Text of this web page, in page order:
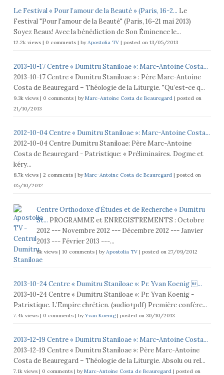
Le Festival « Pour l’amour de la Beauté » (Paris, 16-2... Le
Festival "Pour l'amour de la Beauté" (Paris, 16-21 mai 2013)
Soyez Beaux! Avec la bénédiction de Son Éminence le...
12.2k views| 0 comments| byApostolia TV| posted on 13/05/2013
2013-10-17 Centre « Dumitru Staniloae »: Marc-Antoine Costa...
2013-10-17 Centre « Dumitru Staniloae » : Père Marc-Antoine
Costa de Beauregard – Théologie de la Liturgie. "Qu’est-ce q...
9.3k views| 0 comments| byMarc-Antoine Costa de Beauregard| posted on
21/10/2013
2012-10-04 Centre « Dumitru Staniloae »: Marc-Antoine Costa...
2012-10-04 Centre Dumitru Staniloae: Père Marc-Antoine
Costa de Beauregard - Patristique: « Préliminaires. Dogme et
kéry...
8.7k views| 2 comments| byMarc-Antoine Costa de Beauregard| posted on
05/10/2012
Centre Orthodoxe d’Études et de Recherche « Dumitru
St... PROGRAMME et ENREGISTREMENTS : Octobre
2012 --- Novembre 2012 --- Décembre 2012 --- Janvier
2013 --- Février 2013 ---...
8k views| 10 comments| byApostolia TV| posted on 27/09/2012
2013-10-24 Centre « Dumitru Staniloae »: Pr. Yvan Koenig ...
2013-10-24 Centre « Dumitru Staniloae »: Pr. Yvan Koenig -
Patristique. L’Empire chrétien. (audio+pdf) Première confére...
7.4k views| 0 comments| byYvan Koenig| posted on 30/10/2013
2013-12-19 Centre « Dumitru Staniloae »: Marc-Antoine Costa...
2013-12-19 Centre « Dumitru Staniloae »: Père Marc-Antoine
Costa de Beauregard – Théologie de la Liturgie. Absolu ou rel...
7.1k views| 0 comments| byMarc-Antoine Costa de Beauregard| posted on